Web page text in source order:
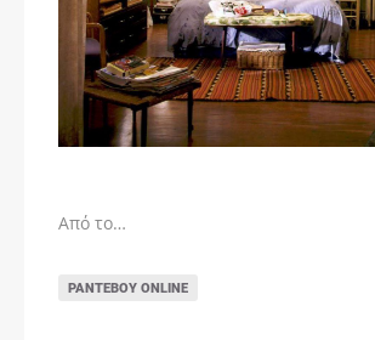
Από το…
ΡΑΝΤΕΒΟΎ ONLINE